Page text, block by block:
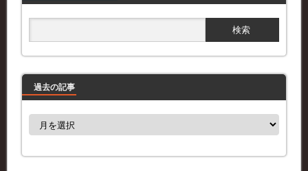
過去の記事
過
事